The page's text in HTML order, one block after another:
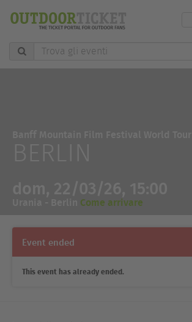
Trova
Come arrivare
Event ended
This event has already ended.